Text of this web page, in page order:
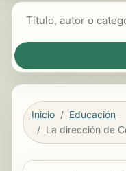
Inicio
Educación